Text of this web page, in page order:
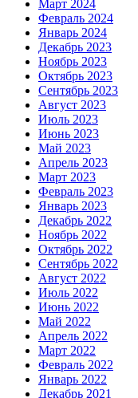
Март 2024
Февраль 2024
Январь 2024
Декабрь 2023
Ноябрь 2023
Октябрь 2023
Сентябрь 2023
Август 2023
Июль 2023
Июнь 2023
Май 2023
Апрель 2023
Март 2023
Февраль 2023
Январь 2023
Декабрь 2022
Ноябрь 2022
Октябрь 2022
Сентябрь 2022
Август 2022
Июль 2022
Июнь 2022
Май 2022
Апрель 2022
Март 2022
Февраль 2022
Январь 2022
Декабрь 2021